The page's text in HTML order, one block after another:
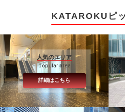
KATAROKUピ
人気のエリア
popular area
詳細はこちら